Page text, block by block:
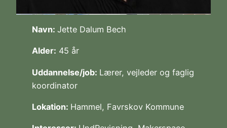
Navn: Jette Dalum Bech
Alder: 45 år
Uddannelse/job: Lærer, vejleder og faglig
koordinator
Lokation: Hammel, Favrskov Kommune